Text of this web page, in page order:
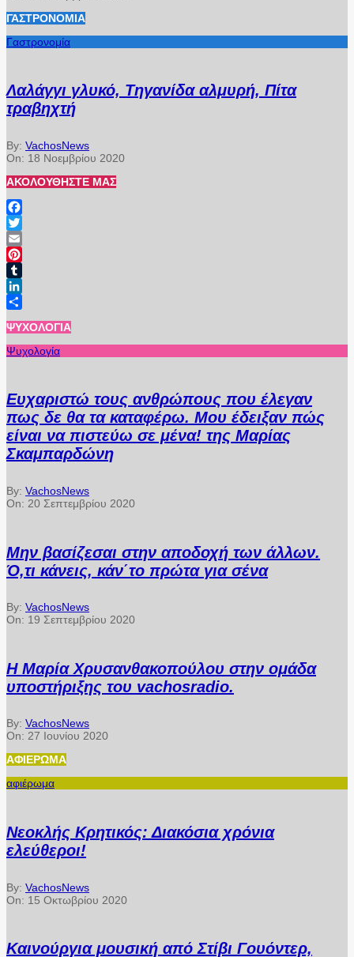
ΓΑΣΤΡΟΝΟΜΊΑ
Γαστρονομία
Λαλάγγι γλυκό, Τηγανίδα αλμυρή, Πίτα
τραβηχτή
By: VachosNews
On: 18 Νοεμβρίου 2020
ΑΚΟΛΟΥΘΉΣΤΕ ΜΑΣ
Facebook
Twitter
Email
Pinterest
Tumblr
LinkedIn
ΨΥΧΟΛΟΓΊΑ
Ψυχολογία
Ευχαριστώ τους ανθρώπους που έλεγαν
πως δε θα τα καταφέρω. Μου έδειξαν πώς
είναι να πιστεύω σε μένα! της Μαρίας
Σκαμπαρδώνη
By: VachosNews
On: 20 Σεπτεμβρίου 2020
Μην βασίζεσαι στην αποδοχή των άλλων.
Ό,τι κάνεις, κάν΄το πρώτα για σένα
By: VachosNews
On: 19 Σεπτεμβρίου 2020
Η Μαρία Χρυσανθακοπούλου στην ομάδα
υποστήριξης του vachosradio.
By: VachosNews
On: 27 Ιουνίου 2020
ΑΦΙΈΡΩΜΑ
αφιέρωμα
Νεοκλής Κρητικός: Διακόσια χρόνια
ελεύθεροι!
By: VachosNews
On: 15 Οκτωβρίου 2020
Καινούργια μουσική από Στίβι Γουόντερ,